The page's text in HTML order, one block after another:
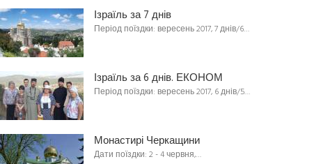
Ізраїль за 7 днів
Період поїздки: вересень 2017, 7 днів/6…
Ізраїль за 6 днів. ЕКОНОМ
Період поїздки: вересень 2017, 6 днів/5…
Монастирі Черкащини
Дати поїздки: 2 - 4 червня,…